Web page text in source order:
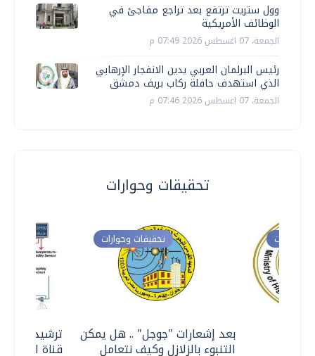
وول ستريت ترتفع بعد تراجع مفاجئ في
الوظائف الأمريكية
الجمعة، 07 اغسطس 2026 07:49 م
رئيس البرلمان العربي يدين الانفجار الإرهابي
الذي استهدف حافلة ركاب بريف دمشق
الجمعة، 07 اغسطس 2026 07:46 م
تحقيقات وحوارات
ترشيدا
قناة
تحقيقات وحوارات
بعد إشعارات "جوجل" .. هل يمكن
التنبوء بالزلازل وكيف نتعامل
وحوارات